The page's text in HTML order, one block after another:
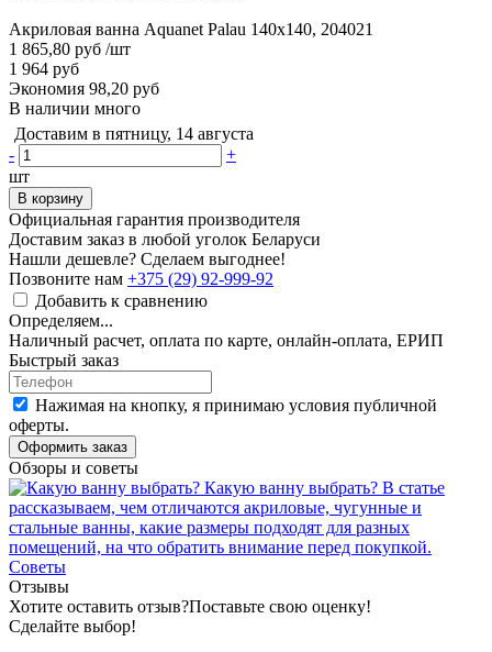
Акриловая ванна Aquanet Palau 140x140, 204021
1 865,80 руб /шт
1 964 руб
Экономия 98,20 руб
В наличии много
Доставим в пятницу, 14 августа
-
+
шт
В корзину
Официальная гарантия производителя
Доставим заказ в любой уголок Беларуси
Нашли дешевле? Сделаем выгоднее!
Позвоните нам +375 (29) 92-999-92
Добавить к сравнению
Определяем...
Наличный расчет, оплата по карте, онлайн-оплата, ЕРИП
Быстрый заказ
Нажимая на кнопку, я принимаю условия публичной
оферты.
Оформить заказ
Обзоры и советы
Какую ванну выбрать? В статье
рассказываем, чем отличаются акриловые, чугунные и
стальные ванны, какие размеры подходят для разных
помещений, на что обратить внимание перед покупкой.
Советы
Отзывы
Хотите оставить отзыв?Поставьте свою оценку!
Сделайте выбор!